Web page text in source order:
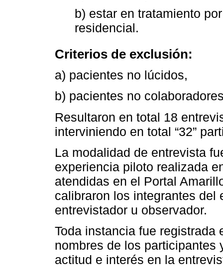
b) estar en tratamiento
residencial.
Criterios de exclusión:
a) pacientes no lúcidos,
b) pacientes no
Resultaron en total 18
interviniendo en total “32”
La modalidad de entrevista
experiencia piloto realizada
atendidas en el Portal
calibraron los integrantes del
entrevistador u observador.
Toda instancia fue
nombres de los participantes
actitud e interés en la